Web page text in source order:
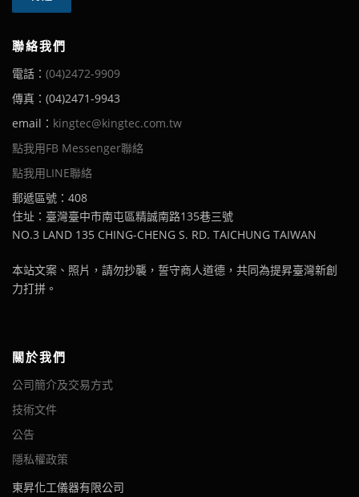
聯絡我們
電話： (04)2472-9909
傳真：(04)2471-9943
email： kingtec@kingtec.com.tw
點我用FB Messenger聯絡
點我用LINE聯絡
郵遞區號：408
住址：臺灣臺中市南屯區精誠南路135巷三號
NO.3 LAND 135 CHING-CHENG S. RD. TAICHUNG TAIWAN
本站文案、照片，請勿抄襲，誓守商人道德，共同為提昇臺灣新創
力打拼。
關於我們
公司簡介及交易方式
技術文件
公告
隱私權政策
東昇化工儀器有限公司